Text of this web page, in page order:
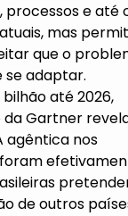
processos e até
mas
que o
se adaptar.
até 2026,
da Gartner
agêntica nos
foram
de outros